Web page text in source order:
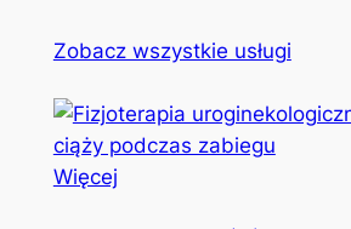
Zobacz wszystkie usługi
Więcej